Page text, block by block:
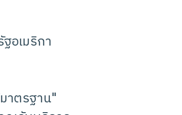
อเมริกา
าตรฐาน"